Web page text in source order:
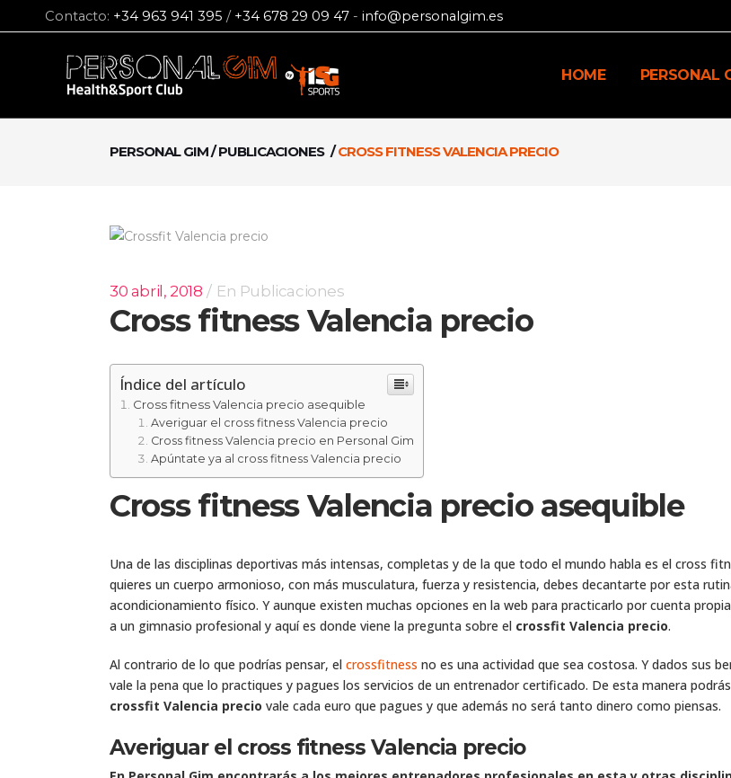
Contacto: +34 963 941 395 / +34 678 29 09 47 - info@personalgim.es
HOME PERSONAL
PERSONAL GIM/PUBLICACIONES /CROSS FITNESS VALENCIA PRECIO
30 abril, 2018 En Publicaciones
Cross fitness Valencia precio
Índice del artículo
Cross fitness Valencia precio asequible
Averiguar el cross fitness Valencia precio
Cross fitness Valencia precio en Personal Gim
Apúntate ya al cross fitness Valencia precio
Cross fitness Valencia precio asequible
Una de las disciplinas deportivas más intensas, completas y de la que todo el mundo habla es el cross
quieres un cuerpo armonioso, con más musculatura, fuerza y resistencia, debes decantarte por esta
acondicionamiento físico. Y aunque existen muchas opciones en la web para practicarlo por cuenta
a un gimnasio profesional y aquí es donde viene la pregunta sobre el crossfit Valencia precio.
Al contrario de lo que podrías pensar, el crossfitness no es una actividad que sea costosa. Y dados sus
vale la pena que lo practiques y pagues los servicios de un entrenador certificado. De esta manera
crossfit Valencia precio vale cada euro que pagues y que además no será tanto dinero como piensas.
Averiguar el cross fitness Valencia precio